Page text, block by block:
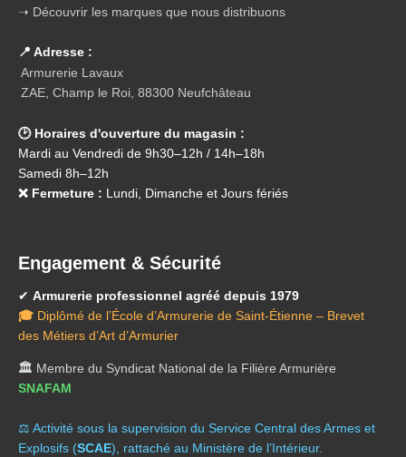
➝ Découvrir les marques que nous distribuons
📍 Adresse :
Armurerie Lavaux
ZAE, Champ le Roi, 88300 Neufchâteau
🕑 Horaires d'ouverture du magasin :
Mardi au Vendredi de 9h30–12h / 14h–18h
Samedi 8h–12h
❌ Fermeture : Lundi, Dimanche et Jours fériés
Engagement & Sécurité
✔ Armurerie professionnel agréé depuis 1979
🎓 Diplômé de l’École d’Armurerie de Saint-Étienne – Brevet
des Métiers d’Art d’Armurier
🏛️ Membre du Syndicat National de la Filière Armurière
SNAFAM
⚖️ Activité sous la supervision du Service Central des Armes et
Explosifs (SCAE), rattaché au Ministère de l’Intérieur.